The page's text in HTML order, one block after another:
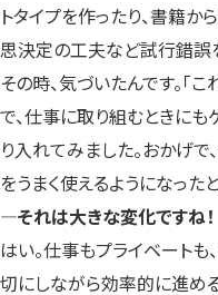
トタイプを作ったり、書籍
思決定の工夫など試行錯誤
その時、気づいたんです。「
で、仕事に取り組むときに
り入れてみました。おかげで
をうまく使えるようになった
―それは大きな変化ですね！
はい。仕事もプライベートも
切にしながら効率的に進め